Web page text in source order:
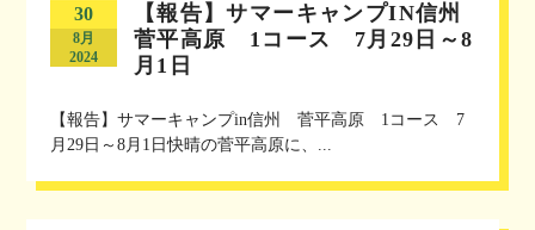
30
8月
2024
【報告】サマーキャンプIN信州
菅平高原 1コース 7月29日～8
月1日
【報告】サマーキャンプin信州 菅平高原 1コース 7
月29日～8月1日快晴の菅平高原に、...